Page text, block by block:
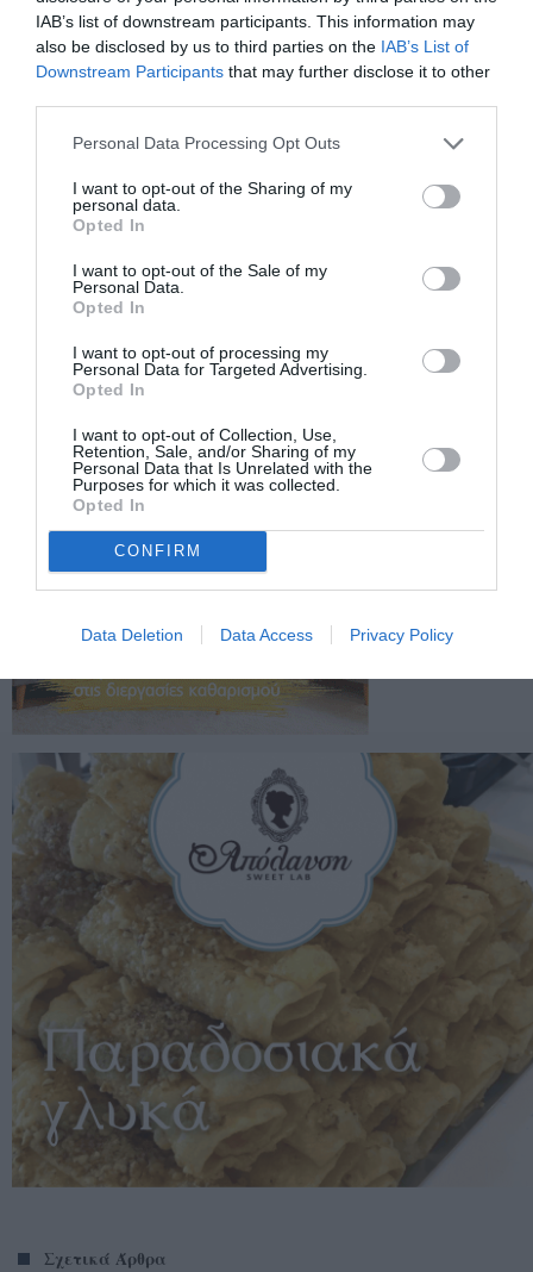
IAB’s list of downstream participants. This information may
also be disclosed by us to third parties on the IAB’s List of
Downstream Participants that may further disclose it to other
Personal Data Processing Opt Outs
I want to opt-out of the Sharing of my
personal data.
Opted In
I want to opt-out of the Sale of my
Personal Data.
Opted In
I want to opt-out of processing my
Personal Data for Targeted Advertising.
Opted In
I want to opt-out of Collection, Use,
Retention, Sale, and/or Sharing of my
Personal Data that Is Unrelated with the
Purposes for which it was collected.
Opted In
CONFIRM
Data Deletion Data Access Privacy Policy
ΜΗΝΙΑΙΑ ΚΑΡΤΑ ΣΤΑΘΜΕΥΣΗΣ
Σχετικά Άρθρα